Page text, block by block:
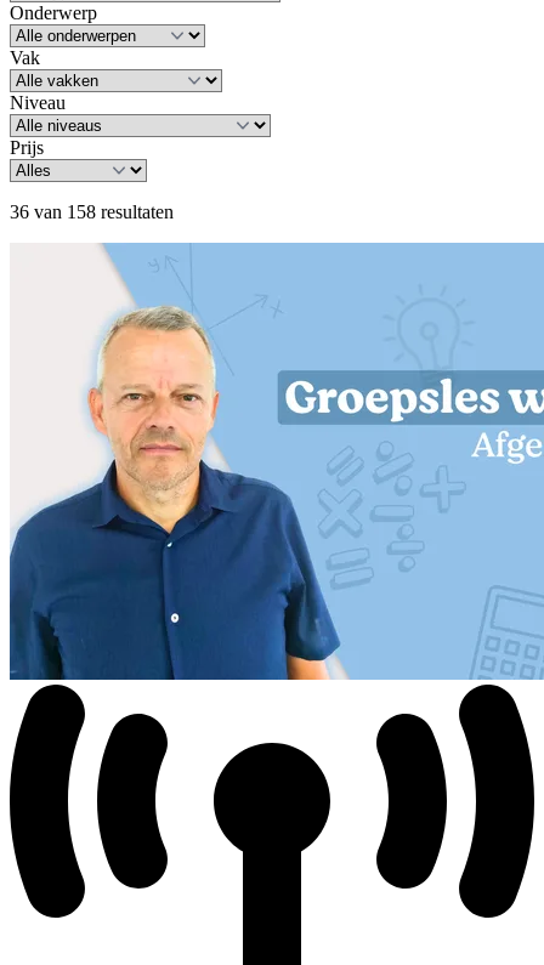
Onderwerp
Vak
Niveau
Prijs
36 van 158 resultaten